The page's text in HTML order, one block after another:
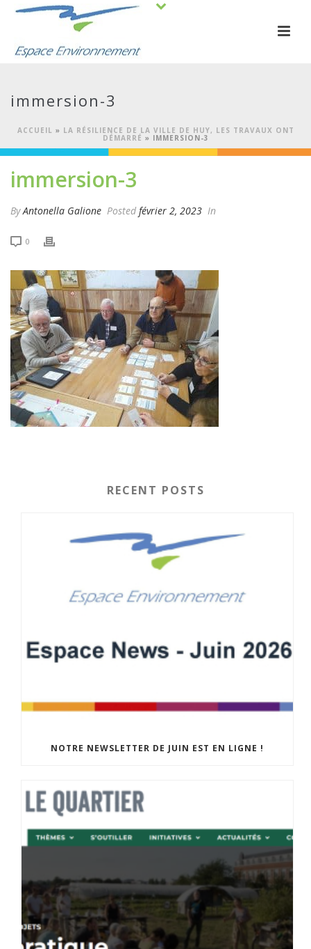
immersion-3
ACCUEIL » LA RÉSILIENCE DE LA VILLE DE HUY, LES TRAVAUX ONT
DÉMARRÉ » IMMERSION-3
immersion-3
ByAntonella Galione Posted février 2, 2023 In
0
RECENT POSTS
NOTRE NEWSLETTER DE JUIN EST EN LIGNE !